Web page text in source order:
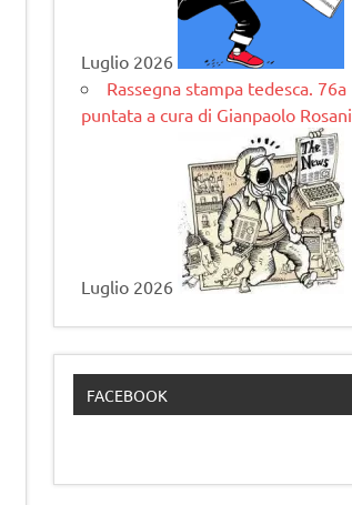
Luglio 2026
Rassegna stampa tedesca. 76a
puntata a cura di Gianpaolo Rosani
Luglio 2026
FACEBOOK